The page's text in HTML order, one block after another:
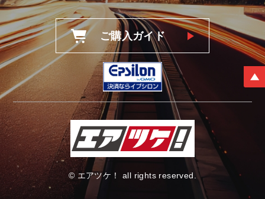
ご購入ガイド
© エアツケ！ all rights reserved.